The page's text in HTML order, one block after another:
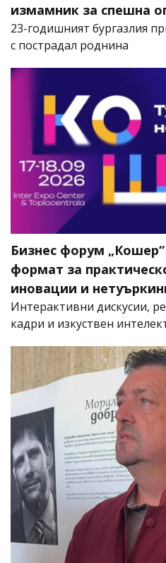
измамник за спешна
23-годишният бургазлия
с пострадал роднина
Бизнес форум
формат за
иновации и
Интерактивни дискусии,
кадри и изкуствен